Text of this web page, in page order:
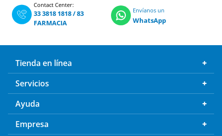
Contact Center:
33 3818 1818/83
FARMACIA
Envíanos un
WhatsApp
Tienda en línea
Servicios
Ayuda
Empresa